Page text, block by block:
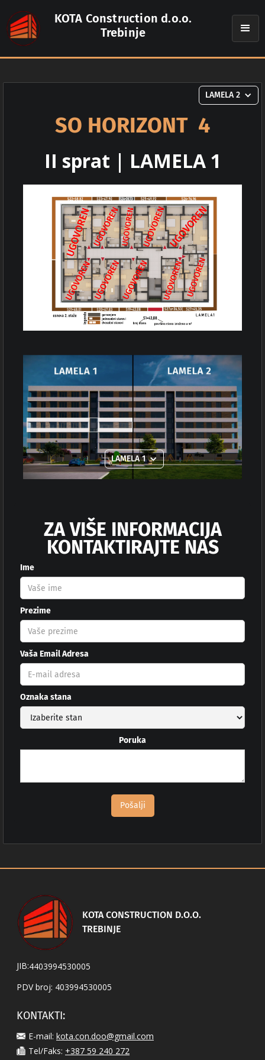
KOTA Construction d.o.o.
Trebinje
SO HORIZONT 4
II sprat | LAMELA 1
ZA VIŠE INFORMACIJA
KONTAKTIRAJTE NAS
Ime
Prezime
Vaša Email Adresa
Oznaka stana
Poruka
LAMELA 1
LAMELA 2
KOTA CONSTRUCTION D.O.O.
TREBINJE
JIB:4403994530005
PDV broj: 403994530005
KONTAKTI:
E-mail: kota.con.doo@gmail.com
Tel/Faks: +387 59 240 272